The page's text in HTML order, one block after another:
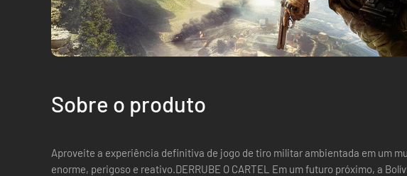
Sobre o produto
Aproveite a experiência definitiva de jogo de tiro militar ambientada em um
enorme, perigoso e reativo.DERRUBE O CARTEL Em um futuro próximo, a Bolívia cairá nas mãos